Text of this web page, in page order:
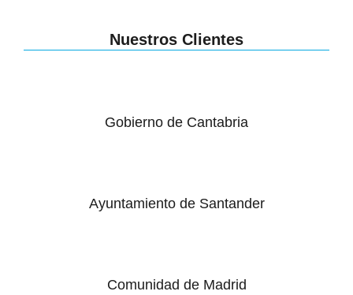
Nuestros Clientes
Gobierno de Cantabria
Ayuntamiento de Santander
Comunidad de Madrid